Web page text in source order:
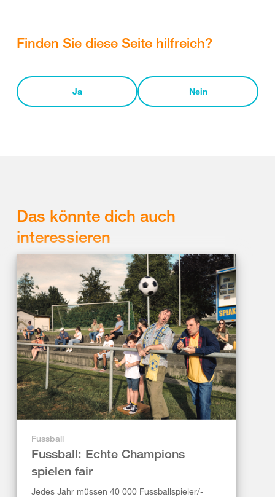
Finden Sie diese Seite hilfreich?
Ja Nein
Das könnte dich auch
interessieren
Fussball
Fussball: Echte Champions
spielen fair
Jedes Jahr müssen 40 000 Fussballspieler/-